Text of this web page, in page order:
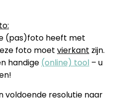
(pas)foto heeft met
foto moet vierkant zijn.
handige (online) tool – u
voldoende resolutie naar